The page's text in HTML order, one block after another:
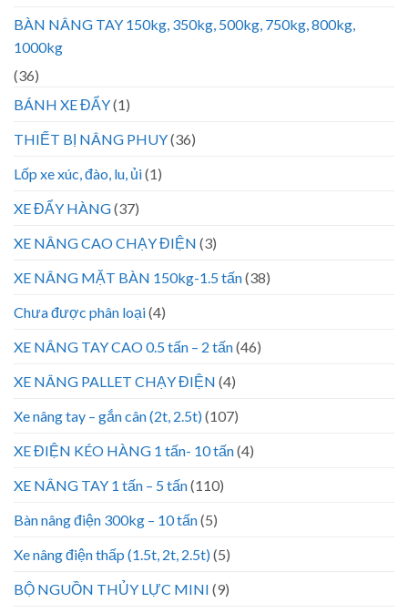
BÀN NÂNG TAY 150kg, 350kg, 500kg, 750kg, 800kg,
1000kg
(36)
BÁNH XE ĐẨY(1)
THIẾT BỊ NÂNG PHUY(36)
Lốp xe xúc, đào, lu, ủi(1)
XE ĐẨY HÀNG(37)
XE NÂNG CAO CHẠY ĐIỆN (3)
XE NÂNG MẶT BÀN 150kg-1.5 tấn(38)
Chưa được phân loại(4)
XE NÂNG TAY CAO 0.5 tấn – 2 tấn(46)
XE NÂNG PALLET CHẠY ĐIỆN (4)
Xe nâng tay – gắn cân (2t, 2.5t)(107)
XE ĐIỆN KÉO HÀNG 1 tấn- 10 tấn(4)
XE NÂNG TAY 1 tấn – 5 tấn(110)
Bàn nâng điện 300kg – 10 tấn(5)
Xe nâng điện thấp (1.5t, 2t, 2.5t)(5)
BỘ NGUỒN THỦY LỰC MINI (9)